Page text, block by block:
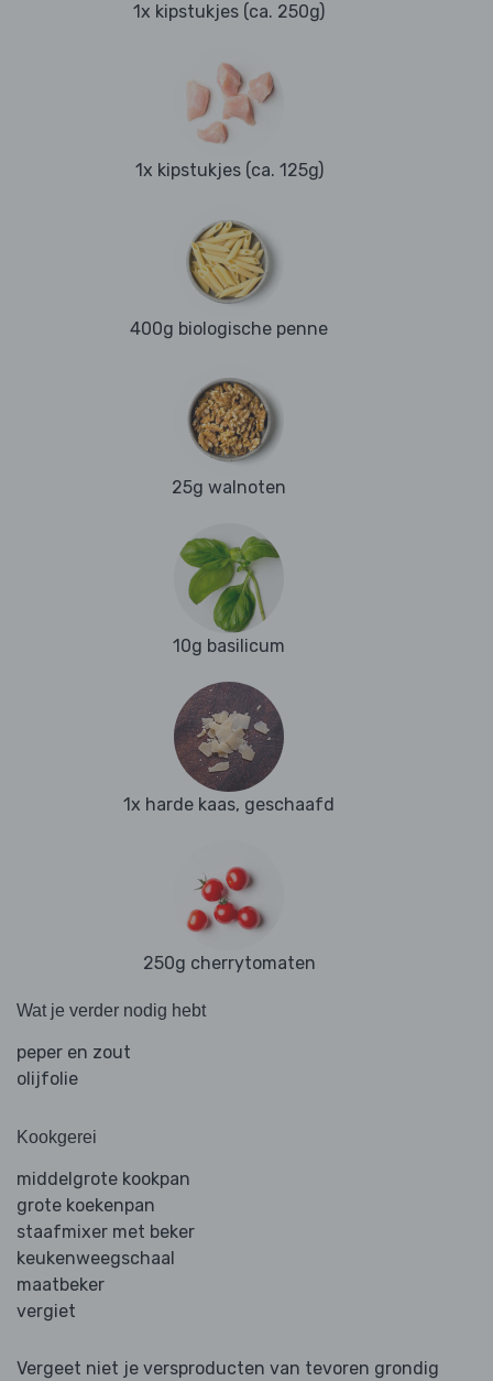
1x kipstukjes (ca. 250g)
1x kipstukjes (ca. 125g)
400g biologische penne
25g walnoten
10g basilicum
1x harde kaas, geschaafd
250g cherrytomaten
Wat je verder nodig hebt
peper en zout
olijfolie
Kookgerei
middelgrote kookpan
grote koekenpan
staafmixer met beker
keukenweegschaal
maatbeker
vergiet
Vergeet niet je versproducten van tevoren grondig